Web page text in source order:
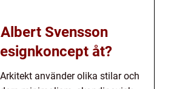
Svensson
åt?
använder olika stilar och